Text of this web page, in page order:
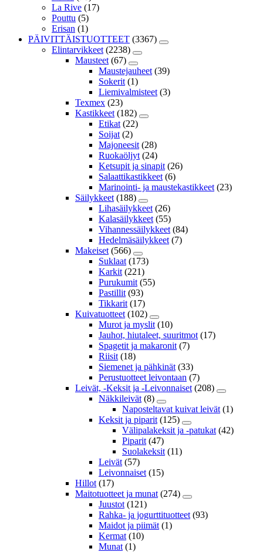
La Rive (17)
Pouttu (5)
Erisan (1)
PÄIVITTÄISTUOTTEET (3367)
Elintarvikkeet (2238)
Mausteet (67)
Maustejauheet (39)
Sokerit (1)
Liemivalmisteet (3)
Texmex (23)
Kastikkeet (182)
Etikat (22)
Soijat (2)
Majoneesit (28)
Ruokaöljyt (24)
Ketsupit ja sinapit (26)
Salaattikastikkeet (6)
Marinointi- ja maustekastikkeet (23)
Säilykkeet (188)
Lihasäilykkeet (26)
Kalasäilykkeet (55)
Vihannessäilykkeet (84)
Hedelmäsäilykkeet (7)
Makeiset (566)
Suklaat (173)
Karkit (221)
Purukumit (55)
Pastillit (93)
Tikkarit (17)
Kuivatuotteet (102)
Murot ja myslit (10)
Jauhot, hiutaleet, suuritmot (17)
Spagetit ja makaronit (7)
Riisit (18)
Siemenet ja pähkinät (33)
Perustuotteet leivontaan (7)
Leivät, -Keksit ja -Leivonnaiset (208)
Näkkileivät (8)
Naposteltavat kuivat leivät (1)
Keksit ja piparit (125)
Välipalakeksit ja -patukat (42)
Piparit (47)
Suolakeksit (11)
Leivät (57)
Leivonnaiset (15)
Hillot (17)
Maitotuotteet ja munat (274)
Juustot (121)
Rahka- ja jogurttituotteet (93)
Maidot ja piimät (1)
Kermat (10)
Munat (1)